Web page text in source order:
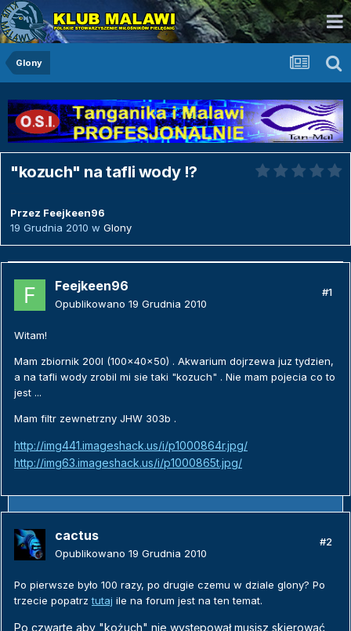
Glony
"kozuch" na tafli wody !?
Przez Feejkeen96
19 Grudnia 2010 w Glony
Feejkeen96
Opublikowano 19 Grudnia 2010
#1
Witam!
Mam zbiornik 200l (100x40x50) . Akwarium dojrzewa juz tydzien,
a na tafli wody zrobil mi sie taki "kozuch" . Nie mam pojecia co to
jest ...
Mam filtr zewnetrzny JHW 303b .
http://img441.imageshack.us/i/p1000864r.jpg/
http://img63.imageshack.us/i/p1000865t.jpg/
cactus
Opublikowano 19 Grudnia 2010
#2
Po pierwsze było 100 razy, po drugie czemu w dziale glony? Po
trzecie popatrztutaj ile na forum jest na ten temat.
Po czwarte aby "kożuch" nie występował musisz skierować